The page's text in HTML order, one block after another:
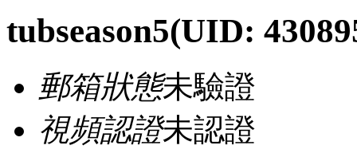
tubseason5(UID:
郵箱狀態未驗證
視頻認證未認證